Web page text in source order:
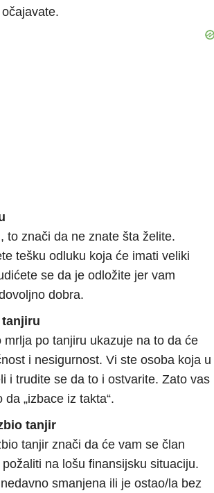
to znači da ne znate šta želite.
tešku odluku koja će imati veliki
se da je odložite jer vam
dobra.
po tanjiru ukazuje na to da će
i nesigurnost. Vi ste osoba koja u
i trudite se da to i ostvarite. Zato vas
„izbace iz takta“.
tanjir
tanjir znači da će vam se član
na lošu finansijsku situaciju.
smanjena ili je ostao/la bez